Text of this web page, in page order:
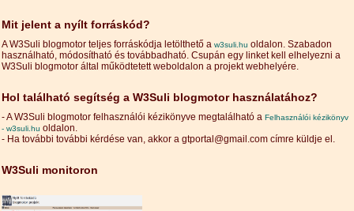
Mit jelent a nyílt forráskód?
A W3Suli blogmotor teljes forráskódja letölthető a w3suli.hu oldalon. Szabadon
használható, módosítható és továbbadható. Csupán egy linket kell elhelyezni a
W3Suli blogmotor által működtetett weboldalon a projekt webhelyére.
Hol található segítség a W3Suli blogmotor használatához?
- A W3Suli blogmotor felhasználói kézikönyve megtalálható a Felhasználói kézikönyv
- w3suli.hu oldalon.
- Ha további további kérdése van, akkor a gtportal@gmail.com címre küldje el.
W3Suli monitoron